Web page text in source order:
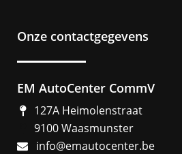
Onze contactgegevens
EM AutoCenter CommV
127A Heimolenstraat
9100 Waasmunster
info@emautocenter.be